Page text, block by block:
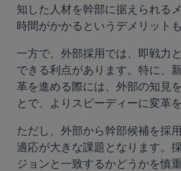
知した人材を幹部に据えられる
時間がかかるというデメリット
一方で、外部採用では、即戦力
できる利点があります。特に、
革を進める際には、外部の知見
とで、よりスピーディーに変革
ただし、外部から幹部候補を採
適応が大きな課題となります。
ジョンと一致するかどうかを慎